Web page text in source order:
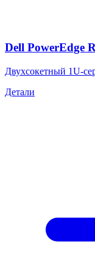
Dell PowerEdge
Двухсокетный 1U-
Детали